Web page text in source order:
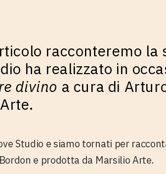
racconteremo
ha realizzato in
divino a cura di
Studio e siamo tornati per
e prodotta da Marsilio Arte.